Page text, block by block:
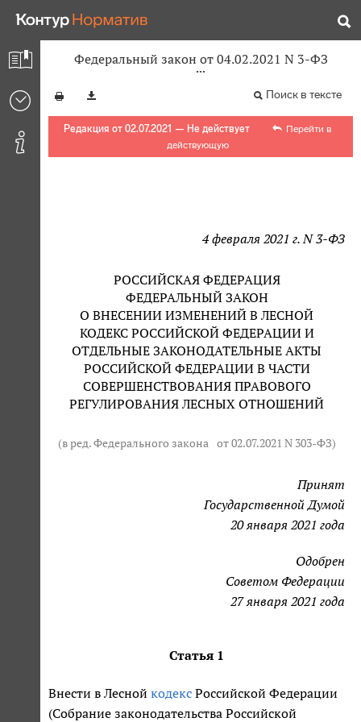
Федеральный закон от 04.02.2021 N 3-ФЗ
Поиск в тексте
Редакция от 02.07.2021 — Не действует
Перейти в
действующую
4 февраля 2021 г. N 3-ФЗ
РОССИЙСКАЯ ФЕДЕРАЦИЯ
ФЕДЕРАЛЬНЫЙ ЗАКОН
О ВНЕСЕНИИ ИЗМЕНЕНИЙ В ЛЕСНОЙ
КОДЕКС РОССИЙСКОЙ ФЕДЕРАЦИИ И
ОТДЕЛЬНЫЕ ЗАКОНОДАТЕЛЬНЫЕ АКТЫ
РОССИЙСКОЙ ФЕДЕРАЦИИ В ЧАСТИ
СОВЕРШЕНСТВОВАНИЯ ПРАВОВОГО
РЕГУЛИРОВАНИЯ ЛЕСНЫХ ОТНОШЕНИЙ
(в ред. Федерального закона от 02.07.2021 N 303-ФЗ)
Принят
Государственной Думой
20 января 2021 года
Одобрен
Советом Федерации
27 января 2021 года
Статья 1
Внести в Лесной кодекс Российской Федерации
(Собрание законодательства Российской